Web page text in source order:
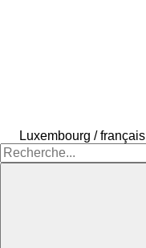
Luxembourg / français